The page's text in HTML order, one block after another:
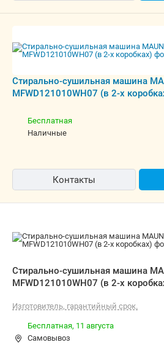
Стирально-сушильная машина
MFWD121010WH07 (в 2-х
Бесплатная
наличные
Контакты
Стирально-сушильная машина
MFWD121010WH07 (в 2-х
Изготовитель, гарантийный срок.
Бесплатная, 11 августа
Самовывоз